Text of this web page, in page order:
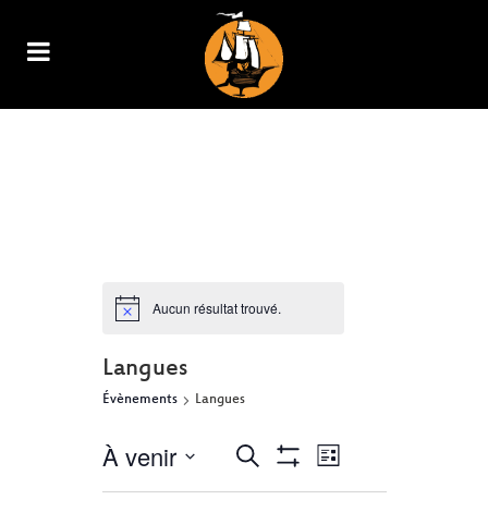
Aucun résultat trouvé.
Langues
Évènements Langues
RECHERCHE
ET
Recherche
Filters
NAVIGATION
VUES
Liste
À venir